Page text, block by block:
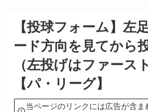
【投球フォーム】左
ード方向を見てから
（左投げはファース
【パ・リーグ】
当ページのリンクには広告が含